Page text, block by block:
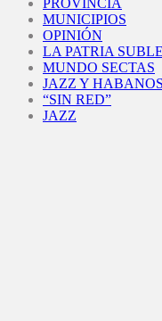
PROVINCIA
MUNICIPIOS
OPINIÓN
LA PATRIA
MUNDO SECTAS
JAZZ Y HABANOS
“SIN RED”
JAZZ